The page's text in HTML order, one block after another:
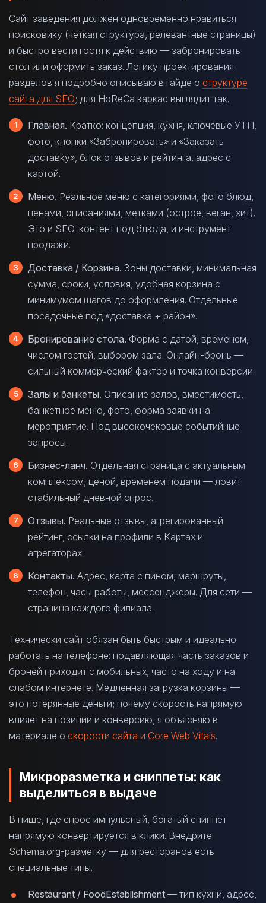
Сайт заведения должен одновременно нравиться
поисковику (чёткая структура, релевантные страницы)
и быстро вести гостя к действию — забронировать
стол или оформить заказ. Логику проектирования
разделов я подробно описываю в гайде о структуре
сайта для SEO; для HoReCa каркас выглядит так.
Главная. Кратко: концепция, кухня, ключевые УТП,
фото, кнопки «Забронировать» и «Заказать
доставку», блок отзывов и рейтинга, адрес с
картой.
Меню. Реальное меню с категориями, фото блюд,
ценами, описаниями, метками (острое, веган, хит).
Это и SEO-контент под блюда, и инструмент
продажи.
Доставка / Корзина. Зоны доставки, минимальная
сумма, сроки, условия, удобная корзина с
минимумом шагов до оформления. Отдельные
посадочные под «доставка + район».
Бронирование стола. Форма с датой, временем,
числом гостей, выбором зала. Онлайн-бронь —
сильный коммерческий фактор и точка конверсии.
Залы и банкеты. Описание залов, вместимость,
банкетное меню, фото, форма заявки на
мероприятие. Под высокочековые событийные
запросы.
Бизнес-ланч. Отдельная страница с актуальным
комплексом, ценой, временем подачи — ловит
стабильный дневной спрос.
Отзывы. Реальные отзывы, агрегированный
рейтинг, ссылки на профили в Картах и
агрегаторах.
Контакты. Адрес, карта с пином, маршруты,
телефон, часы работы, мессенджеры. Для сети —
страница каждого филиала.
Технически сайт обязан быть быстрым и идеально
работать на телефоне: подавляющая часть заказов и
броней приходит с мобильных, часто на ходу и на
слабом интернете. Медленная загрузка корзины —
это потерянные деньги; почему скорость напрямую
влияет на позиции и конверсию, я объясняю в
материале о скорости сайта и Core Web Vitals.
Микроразметка и сниппеты: как
выделиться в выдаче
В нише, где спрос импульсный, богатый сниппет
напрямую конвертируется в клики. Внедрите
Schema.org-разметку — для ресторанов есть
специальные типы.
Restaurant / FoodEstablishment — тип кухни, адрес,